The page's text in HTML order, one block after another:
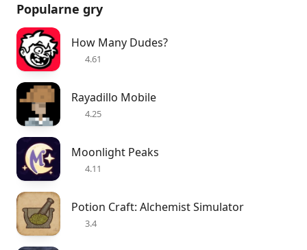
Popularne gry
How Many Dudes?
4.61
Rayadillo Mobile
4.25
Moonlight Peaks
4.11
Potion Craft: Alchemist Simulator
3.4